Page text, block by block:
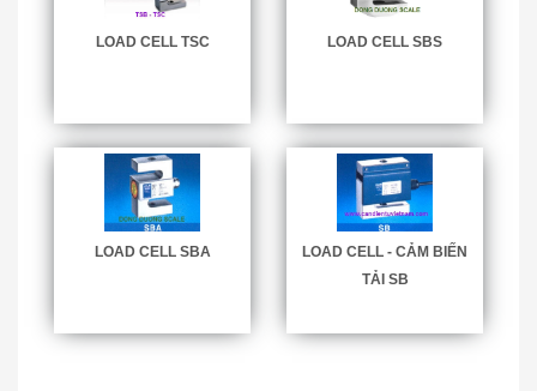
LOAD CELL TSC LOAD CELL SBS
LOAD CELL SBA
LOAD CELL - CẢM BIẾN
TẢI SB